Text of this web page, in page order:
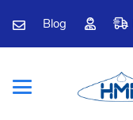
Blog